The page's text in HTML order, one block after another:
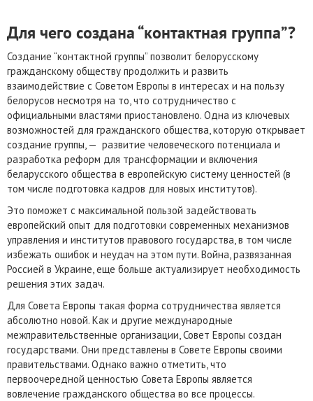
Для чего создана “контактная группа”?
Создание “контактной группы” позволит белорусскому
гражданскому обществу продолжить и развить
взаимодействие с Советом Европы в интересах и на пользу
белорусов несмотря на то, что сотрудничество с
официальными властями приостановлено. Одна из ключевых
возможностей для гражданского общества, которую открывает
создание группы, — развитие человеческого потенциала и
разработка реформ для трансформации и включения
беларусского общества в европейскую систему ценностей (в
том числе подготовка кадров для новых институтов).
Это поможет с максимальной пользой задействовать
европейский опыт для подготовки современных механизмов
управления и институтов правового государства, в том числе
избежать ошибок и неудач на этом пути. Война, развязанная
Россией в Украине, еще больше актуализирует необходимость
решения этих задач.
Для Совета Европы такая форма сотрудничества является
абсолютно новой. Как и другие международные
межправительственные организации, Совет Европы создан
государствами. Они представлены в Совете Европы своими
правительствами. Однако важно отметить, что
первоочередной ценностью Совета Европы является
вовлечение гражданского общества во все процессы.